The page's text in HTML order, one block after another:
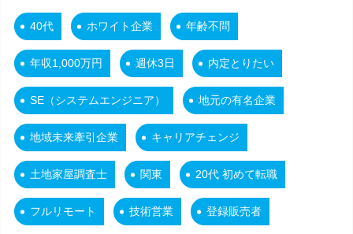
40代 ホワイト企業 年齢不問
年収1,000万円 週休3日 内定とりたい
SE（システムエンジニア） 地元の有名企業
地域未来牽引企業 キャリアチェンジ
土地家屋調査士 関東 20代 初めて転職
フルリモート 技術営業 登録販売者